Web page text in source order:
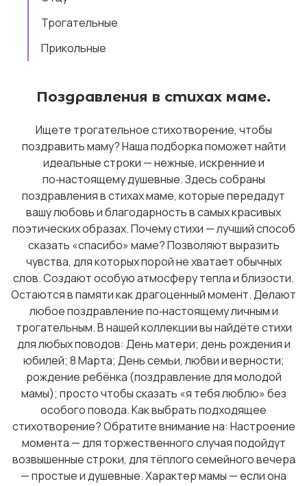
Трогательные
Прикольные
Поздравления в стихах маме.
Ищете трогательное стихотворение, чтобы
поздравить маму? Наша подборка поможет найти
идеальные строки — нежные, искренние и
по‑настоящему душевные. Здесь собраны
поздравления в стихах маме, которые передадут
вашу любовь и благодарность в самых красивых
поэтических образах. Почему стихи — лучший способ
сказать «спасибо» маме? Позволяют выразить
чувства, для которых порой не хватает обычных
слов. Создают особую атмосферу тепла и близости.
Остаются в памяти как драгоценный момент. Делают
любое поздравление по‑настоящему личным и
трогательным. В нашей коллекции вы найдёте стихи
для любых поводов: День матери; день рождения и
юбилей; 8 Марта; День семьи, любви и верности;
рождение ребёнка (поздравление для молодой
мамы); просто чтобы сказать «я тебя люблю» без
особого повода. Как выбрать подходящее
стихотворение? Обратите внимание на: Настроение
момента — для торжественного случая подойдут
возвышенные строки, для тёплого семейного вечера
— простые и душевные. Характер мамы — если она